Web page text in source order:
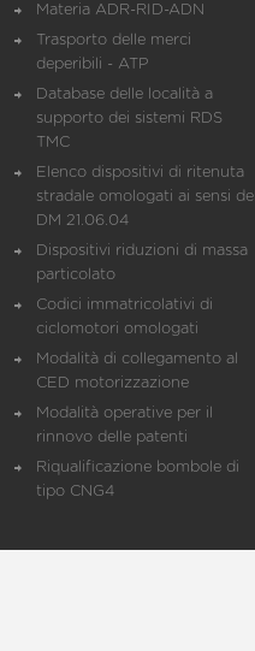
Materia ADR-RID-ADN
Trasporto delle merci
deperibili - ATP
Database delle località a
supporto dei sistemi RDS
TMC
Elenco dispositivi di ritenuta
stradale omologati ai sensi del
DM 21.06.04
Dispositivi riduzioni di massa
particolato
Codici immatricolativi di
ciclomotori omologati
Modalità di collegamento al
CED motorizzazione
Modalità operative per il
rinnovo delle patenti
Riqualificazione bombole di
tipo CNG4